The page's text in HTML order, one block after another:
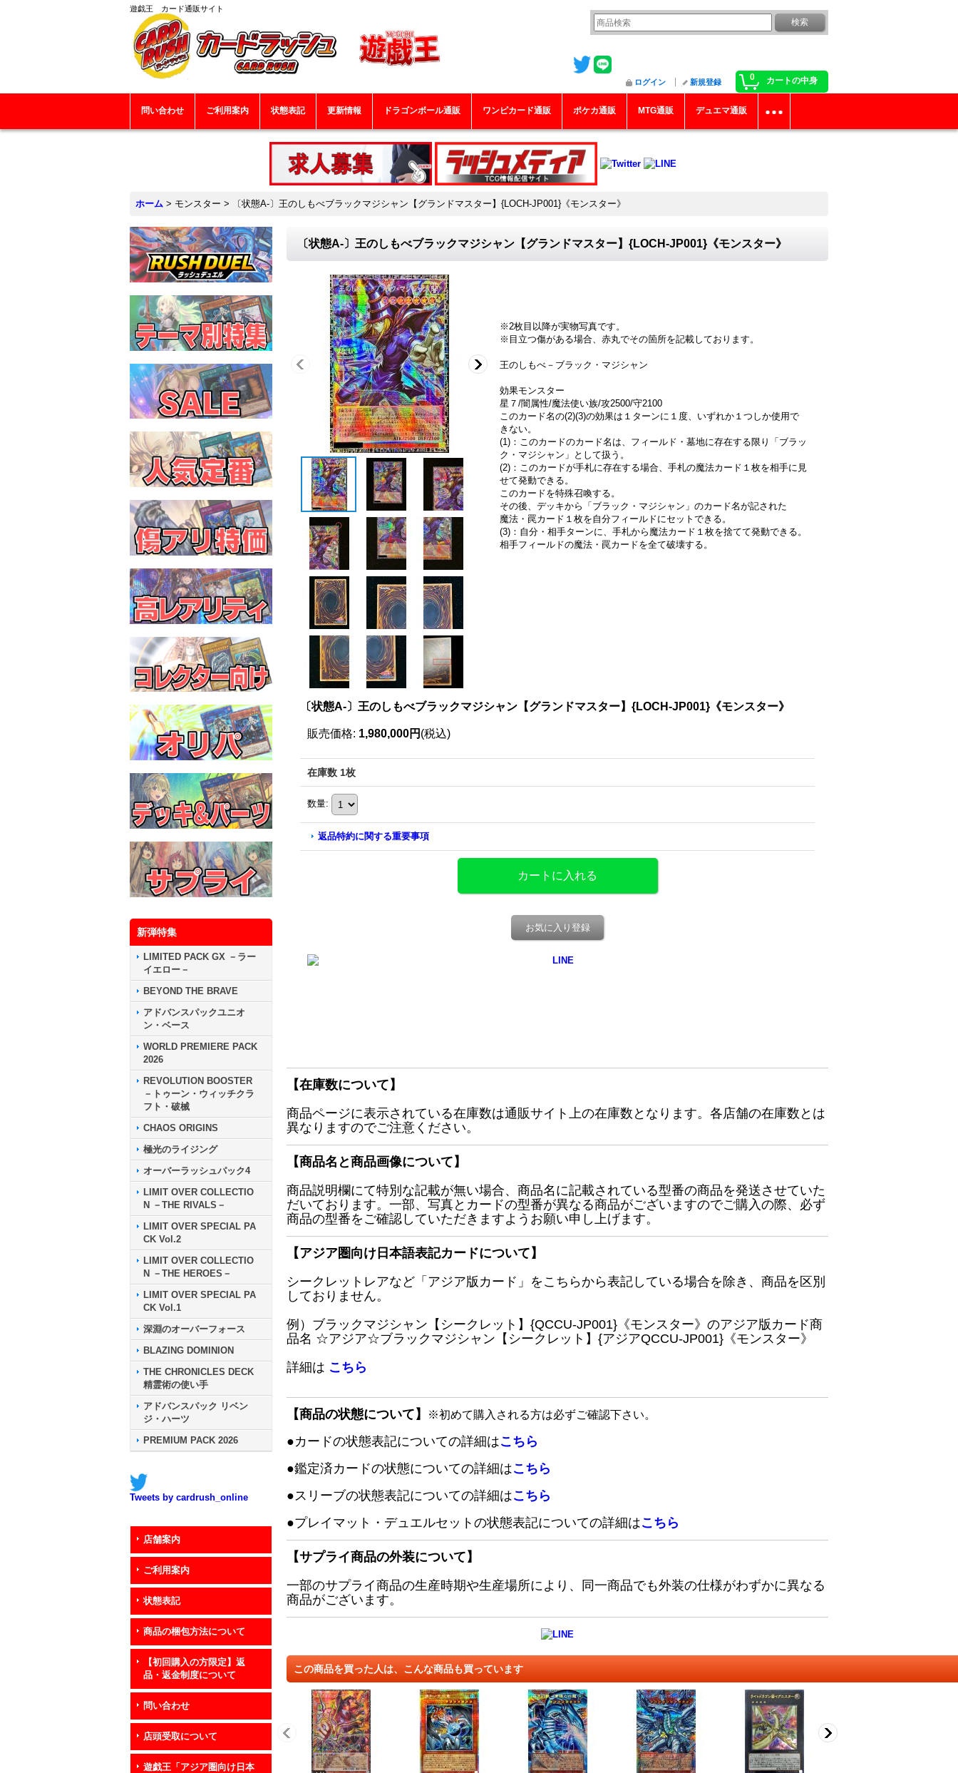
遊戯王 カード通販サイト
0 カートの中身
ログイン 新規登録
問い合わせ ご利用案内 状態表記 更新情報 ドラゴンボール通販 ワンピカード通販 ポケカ通販 MTG通販 デュエマ通販
ホーム > モンスター > 〔状態A-〕王のしもべブラックマジシャン【グランドマスター】{LOCH-JP001}《モンスター》
新弾特集
LIMITED PACK GX －ラー
イエロー－
BEYOND THE BRAVE
アドバンスパックユニオ
ン・ベース
WORLD PREMIERE PACK
2026
REVOLUTION BOOSTER
－トゥーン・ウィッチクラ
フト・破械
CHAOS ORIGINS
極光のライジング
オーバーラッシュパック4
LIMIT OVER COLLECTIO
N －THE RIVALS－
LIMIT OVER SPECIAL PA
CK Vol.2
LIMIT OVER COLLECTIO
N －THE HEROES－
LIMIT OVER SPECIAL PA
CK Vol.1
深淵のオーバーフォース
BLAZING DOMINION
THE CHRONICLES DECK
精霊術の使い手
アドバンスパック リベン
ジ・ハーツ
PREMIUM PACK 2026
Tweets by cardrush_online
店舗案内
ご利用案内
状態表記
商品の梱包方法について
【初回購入の方限定】返
品・返金制度について
問い合わせ
店頭受取について
遊戯王「アジア圏向け日本
〔状態A-〕王のしもべブラックマジシャン【グランドマスター】{LOCH-JP001}《モンスター》
※2枚目以降が実物写真です。
※目立つ傷がある場合、赤丸でその箇所を記載しております。
王のしもべ－ブラック・マジシャン
効果モンスター
星７/闇属性/魔法使い族/攻2500/守2100
このカード名の(2)(3)の効果は１ターンに１度、いずれか１つしか使用で
きない。
(1)：このカードのカード名は、フィールド・墓地に存在する限り「ブラッ
ク・マジシャン」として扱う。
(2)：このカードが手札に存在する場合、手札の魔法カード１枚を相手に見
せて発動できる。
このカードを特殊召喚する。
その後、デッキから「ブラック・マジシャン」のカード名が記された
魔法・罠カード１枚を自分フィールドにセットできる。
(3)：自分・相手ターンに、手札から魔法カード１枚を捨てて発動できる。
相手フィールドの魔法・罠カードを全て破壊する。
〔状態A-〕王のしもべブラックマジシャン【グランドマスター】{LOCH-JP001}《モンスター》
販売価格: 1,980,000円 (税込)
在庫数 1枚
数量:
返品特約に関する重要事項
お気に入り登録
【在庫数について】
商品ページに表示されている在庫数は通販サイト上の在庫数となります。各店舗の在庫数とは
異なりますのでご注意ください。
【商品名と商品画像について】
商品説明欄にて特別な記載が無い場合、商品名に記載されている型番の商品を発送させていた
だいております。一部、写真とカードの型番が異なる商品がございますのでご購入の際、必ず
商品の型番をご確認していただきますようお願い申し上げます。
【アジア圏向け日本語表記カードについて】
シークレットレアなど「アジア版カード」をこちらから表記している場合を除き、商品を区別
しておりません。
例）ブラックマジシャン【シークレット】{QCCU-JP001}《モンスター》のアジア版カード商
品名 ☆アジア☆ブラックマジシャン【シークレット】{アジアQCCU-JP001}《モンスター》
詳細は こちら
【商品の状態について】 ※初めて購入される方は必ずご確認下さい。
●カードの状態表記についての詳細はこちら
●鑑定済カードの状態についての詳細はこちら
●スリーブの状態表記についての詳細はこちら
●プレイマット・デュエルセットの状態表記についての詳細はこちら
【サプライ商品の外装について】
一部のサプライ商品の生産時期や生産場所により、同一商品でも外装の仕様がわずかに異なる
商品がございます。
この商品を買った人は、こんな商品も買っています